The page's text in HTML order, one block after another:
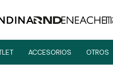
ACCESORIOS OTROS